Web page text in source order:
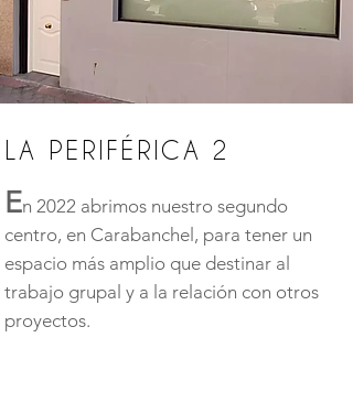
LA PERIFÉRICA 2
En 2022 abrimos nuestro segundo
centro, en Carabanchel, para tener un
espacio más amplio que destinar al
trabajo grupal y a la relación con otros
proyectos.